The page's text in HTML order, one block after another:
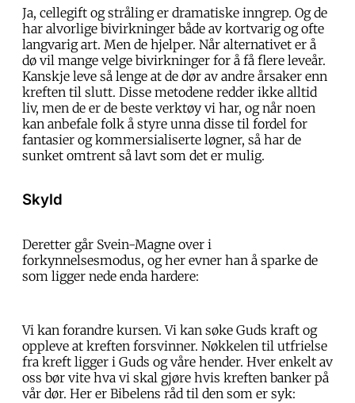
Ja, cellegift og stråling er dramatiske inngrep. Og de
har alvorlige bivirkninger både av kortvarig og ofte
langvarig art. Men de hjelper. Når alternativet er å
dø vil mange velge bivirkninger for å få flere leveår.
Kanskje leve så lenge at de dør av andre årsaker enn
kreften til slutt. Disse metodene redder ikke alltid
liv, men de er de beste verktøy vi har, og når noen
kan anbefale folk å styre unna disse til fordel for
fantasier og kommersialiserte løgner, så har de
sunket omtrent så lavt som det er mulig.
Skyld
Deretter går Svein-Magne over i
forkynnelsesmodus, og her evner han å sparke de
som ligger nede enda hardere:
Vi kan forandre kursen. Vi kan søke Guds kraft og
oppleve at kreften forsvinner. Nøkkelen til utfrielse
fra kreft ligger i Guds og våre hender. Hver enkelt av
oss bør vite hva vi skal gjøre hvis kreften banker på
vår dør. Her er Bibelens råd til den som er syk: